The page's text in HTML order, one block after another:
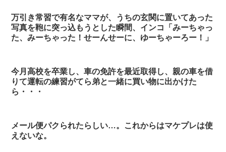
万引き常習で有名なママが、うちの玄関に置いてあった
写真を鞄に突っ込もうとした瞬間、インコ「みーちゃっ
た、みーちゃった！せーんせーに、ゆーちゃーろー！」
今月高校を卒業し、車の免許を最近取得し、親の車を借
りて運転の練習がてら弟と一緒に買い物に出かけた
ら・・・
メール便パクられたらしい…。これからはマケプレは使
えないな。